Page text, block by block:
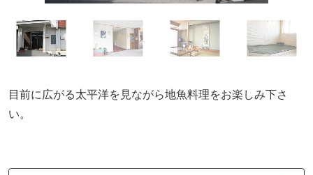
目前に広がる太平洋を見ながら地魚料理をお楽しみ下さ
い。